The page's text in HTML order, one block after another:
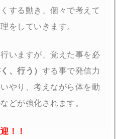
する動き、個々で考えて
をしていきます。
いますが、覚えた事を必
、行う） する事で発信力
やり、考えながら体を動
どが強化されます。
！！